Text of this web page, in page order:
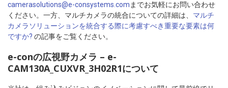
camerasolutions@e-consystems.comまでお気軽にお問い合わせ
ください。一方、マルチカメラの統合についての詳細は、 マルチ
カメラソリューションを統合する際に考慮すべき重要な要素は何
ですか? の記事をご覧ください。
e-conの広視野カメラ – e-
CAM130A_CUXVR_3H02R1について